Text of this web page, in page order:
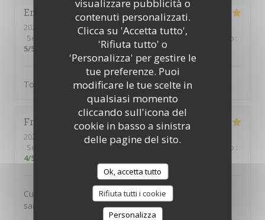
contenuti personalizzati.
Clicca su 'Accetta tutto',
'Rifiuta tutto' o
'Personalizza' per gestire le
tue preferenze. Puoi
modificare le tue scelte in
qualsiasi momento
cliccando sull'icona del
cookie in basso a sinistra
delle pagine del sito.
Ok, accetta tutto
Rifiuta tutti i cookie
Personalizza
Emile
2026-06-15
- 21:00 - Ospiti 3
Servizio
Atmosfera: /5 Cucina 5/5 Qualità / Prezzo :
5/5
Tout
Frédéric
2026-06-11
- 20:00 - Ospiti 2
Servizio
Atmosfera 5/5 Qualità / Prezzo :
4/5
Cuisine excellente et généreuse. Service impeccable et
sans chichi